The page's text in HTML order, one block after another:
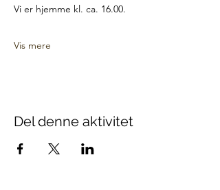
Vi er hjemme kl. ca. 16.00.
Vis mere
Del denne aktivitet